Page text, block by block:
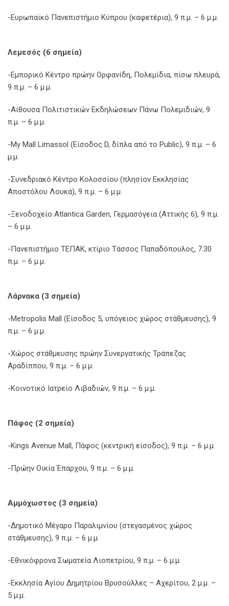
-Ευρωπαϊκό Πανεπιστήμιο Κύπρου (καφετέρια), 9 π.μ. – 6 μ.μ.
Λεμεσός (6 σημεία)
-Εμπορικό Κέντρο πρώην Ορφανίδη, Πολεμίδια, πίσω πλευρά,
9 π.μ. – 6 μ.μ.
-Αίθουσα Πολιτιστικών Εκδηλώσεων Πάνω Πολεμιδιών, 9
π.μ. – 6 μ.μ.
-My Mall Limassol (Είσοδος D, δίπλα από το Public), 9 π.μ. – 6
μ.μ.
-Συνεδριακό Κέντρο Κολοσσίου (πλησίον Εκκλησίας
Αποστόλου Λουκά), 9 π.μ. – 6 μ.μ.
-Ξενοδοχείο Atlantica Garden, Γερμασόγεια (Αττικής 6), 9 π.μ.
– 6 μ.μ.
-Πανεπιστήμιο ΤΕΠΑΚ, κτίριο Τάσσος Παπαδόπουλος, 7:30
π.μ. – 6 μ.μ.
Λάρνακα (3 σημεία)
-Metropolis Mall (Είσοδος 5, υπόγειος χώρος στάθμευσης), 9
π.μ. – 6 μ.μ.
-Χώρος στάθμευσης πρώην Συνεργατικής Τράπεζας
Αραδίππου, 9 π.μ. – 6 μ.μ.
-Κοινοτικό Ιατρείο Λιβαδιών, 9 π.μ. – 6 μ.μ.
Πάφος (2 σημεία)
-Kings Avenue Mall, Πάφος (κεντρική είσοδος), 9 π.μ. – 6 μ.μ.
-Πρώην Οικία Έπαρχου, 9 π.μ. – 6 μ.μ.
Αμμόχωστος (3 σημεία)
-Δημοτικό Μέγαρο Παραλιμνίου (στεγασμένος χώρος
στάθμευσης), 9 π.μ. – 6 μ.μ.
-Εθνικόφρονα Σωματεία Λιοπετρίου, 9 π.μ. – 6 μ.μ.
-Εκκλησία Αγίου Δημητρίου Βρυσούλλες – Αχερίτου, 2 μ.μ. –
5 μ.μ.